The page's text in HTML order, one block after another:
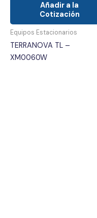
Añadir a la
Cotización
Equipos Estacionarios
TERRANOVA TL –
XM0060W